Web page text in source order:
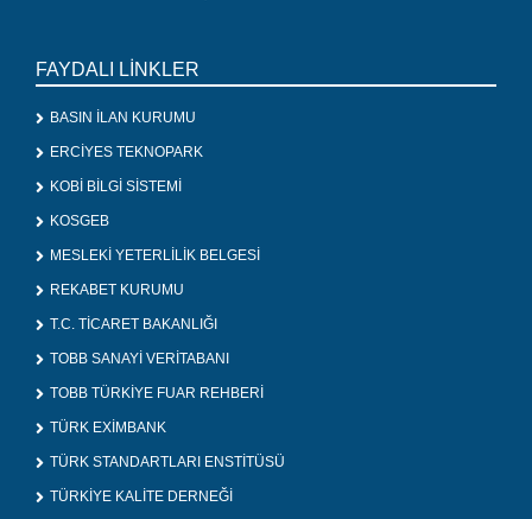
FAYDALI LİNKLER
BASIN İLAN KURUMU
ERCİYES TEKNOPARK
KOBİ BİLGİ SİSTEMİ
KOSGEB
MESLEKİ YETERLİLİK BELGESİ
REKABET KURUMU
T.C. TİCARET BAKANLIĞI
TOBB SANAYİ VERİTABANI
TOBB TÜRKİYE FUAR REHBERİ
TÜRK EXİMBANK
TÜRK STANDARTLARI ENSTİTÜSÜ
TÜRKİYE KALİTE DERNEĞİ